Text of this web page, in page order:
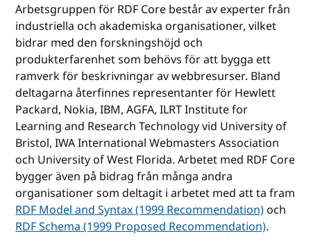
Arbetsgruppen för RDF Core består av experter från
industriella och akademiska organisationer, vilket
bidrar med den forskningshöjd och
produkterfarenhet som behövs för att bygga ett
ramverk för beskrivningar av webbresurser. Bland
deltagarna återfinnes representanter för Hewlett
Packard, Nokia, IBM, AGFA, ILRT Institute for
Learning and Research Technology vid University of
Bristol, IWA International Webmasters Association
och University of West Florida. Arbetet med RDF Core
bygger även på bidrag från många andra
organisationer som deltagit i arbetet med att ta fram
RDF Model and Syntax (1999 Recommendation)och
RDF Schema (1999 Proposed Recommendation).